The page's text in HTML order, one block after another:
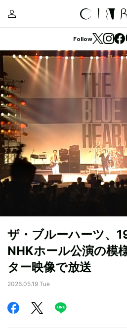
Follow
ザ・ブルーハーツ、
NHKホール公演の模
ター映像で放送
2026.05.19 Tue